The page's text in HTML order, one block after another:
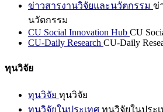
ข่าวสารงานวิจัยและนวัตกรรม ข่
นวัตกรรม
CU Social Innovation Hub CU
CU-Daily Research CU-Daily
ทุนวิจัย
ทุนวิจัย ทุนวิจัย
ทุนวิจัยในประเทศ ทุนวิจัยในประ